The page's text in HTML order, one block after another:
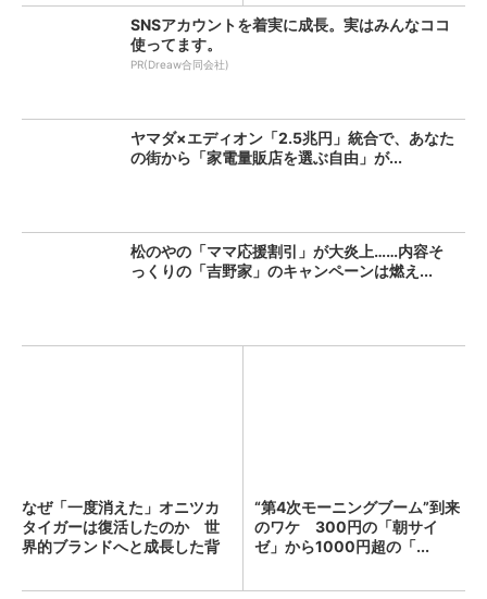
SNSアカウントを着実に成長。実はみんなココ
使ってます。
PR(Dreaw合同会社)
ヤマダ×エディオン「2.5兆円」統合で、あなた
の街から「家電量販店を選ぶ自由」が...
松のやの「ママ応援割引」が大炎上……内容そ
っくりの「吉野家」のキャンペーンは燃え...
なぜ「一度消えた」オニツカ
タイガーは復活したのか 世
界的ブランドへと成長した背
“第4次モーニングブーム”到来
のワケ 300円の「朝サイ
ゼ」から1000円超の「...